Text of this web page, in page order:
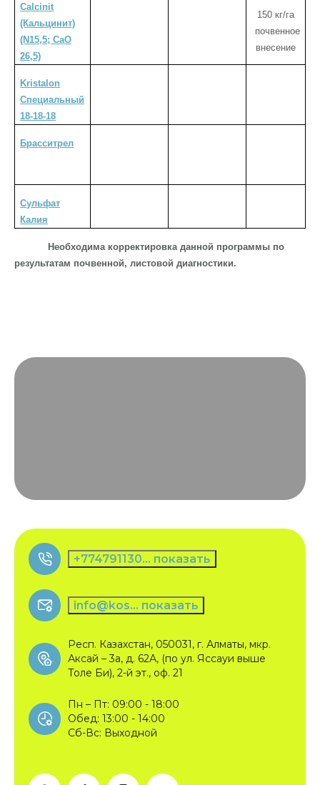
Calcinit
(Кальцинит)
(N15,5; CaO
26,5)
150 кг/га
почвенное
внесение
Kristalon
Специальный
18-18-18
Брасситрел
Сульфат
Калия
Необходима корректировка данной программы по
результатам почвенной, листовой диагностики.
+774791130... показать
info@kos... показать
Респ. Казахстан, 050031, г. Алматы, мкр.
Аксай – 3а, д. 62А, (по ул. Яссауи выше
Толе Би), 2-й эт., оф. 21
Пн – Пт: 09:00 - 18:00
Обед: 13:00 - 14:00
Сб-Вс: Выходной